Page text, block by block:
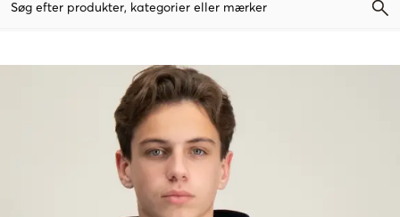
Søg efter produkter, kategorier eller mærker